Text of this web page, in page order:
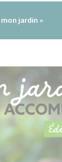
jardin »